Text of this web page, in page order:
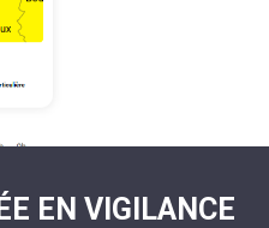
EN VIGILANCE